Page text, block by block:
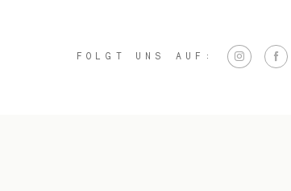
FOLGT UNS AUF: